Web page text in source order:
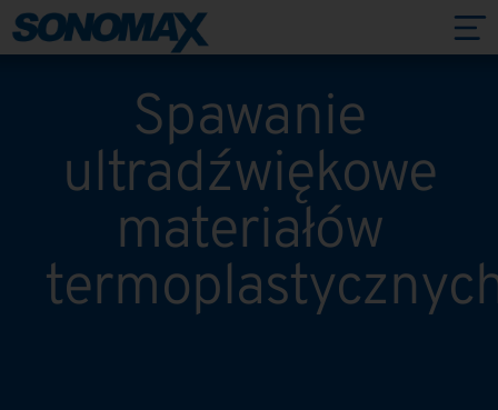
Spawanie
ultradźwiękowe
materiałów